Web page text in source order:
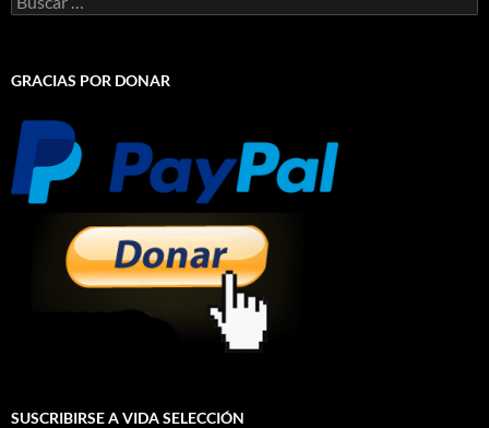
GRACIAS POR DONAR
SUSCRIBIRSE A VIDA SELECCIÓN